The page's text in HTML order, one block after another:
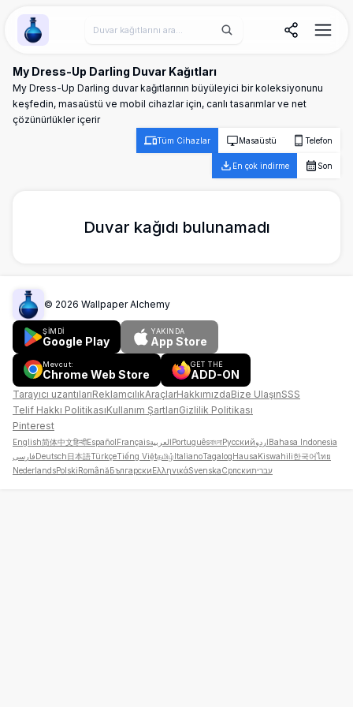
Wallpaper Alchemy
My Dress-Up Darling Duvar Kağıtları
My Dress-Up Darling duvar kağıtlarının büyüleyici bir koleksiyonunu
keşfedin, masaüstü ve mobil cihazlar için, canlı tasarımlar ve net
çözünürlükler içerir
Tüm Cihazlar Masaüstü Telefon
En çok indirme Son
Duvar kağıdı bulunamadı
© 2026 Wallpaper Alchemy
ŞİMDİ
Google Play
YAKINDA
App Store
Mevcut:
Chrome Web Store
GET THE
ADD-ON
Tarayıcı uzantılarıReklamcılıkAraçlarHakkımızdaBize UlaşınSSS
Telif Hakkı PolitikasıKullanım ŞartlarıGizlilik Politikası
Pinterest
English简体中文हिन्दीEspañolFrançaisالعربيةPortuguêsবাংলাРусскийاردوBahasa Indonesia
فارسیDeutsch日本語TürkçeTiếng Việtதமிழ்ItalianoTagalogHausaKiswahili한국어ไทย
NederlandsPolskiRomânăБългарскиΕλληνικάSvenskaСрпскиעברית